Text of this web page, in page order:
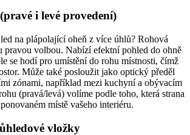
i levé provedení)
na plápolající oheň z více úhlů? Rohová
pravou volbou. Nabízí efektní pohled do ohně
se hodí pro umístění do rohu místnosti, čímž
Může také posloužit jako optický předěl
zónami, například mezi kuchyní a obývacím
(pravá/levá) volíme podle toho, která strana
místě vašeho interiéru.
vložky